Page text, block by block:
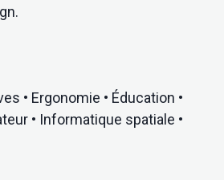
• Ergonomie • Éducation •
• Informatique spatiale •